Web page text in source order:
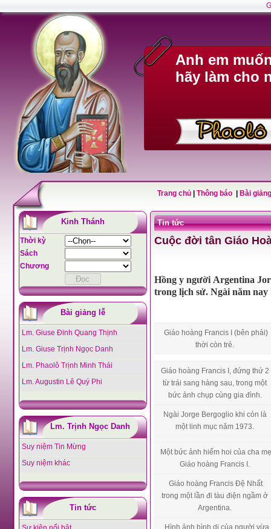
Anh em
hãy làm cho
Trang chủ Thông báo Bài
Kinh Thánh
Thời kỳ
Sách
Chương
Bài giảng lễ
Lm. Giuse Đinh Quang Thịnh
Lm. Giuse Trịnh Ngọc Danh
Lm. Phaolô Trịnh Minh Thái
Lm. Augustin Lê Quý Phi
Lm. Trịnh Ngọc Danh
Suy niệm Tin Mừng
Suy niệm khác
Tin tức
Tin tức
Cuộc đời tân Giáo
Hồng y người Argentina
trong lịch sử. Ngài năm
Giáo hoàng Francis I (bên phải)
thời còn trẻ.
Giáo hoàng Francis I, đứng thứ 2
từ trái sang hàng sau, trong một
bức ảnh chụp cùng gia đình.
Ngài Jorge Bergoglio khi còn là
một linh mục năm 1973.
Một bức ảnh hiếm hoi của cha mẹ
Giáo hoàng Francis I.
Giáo hoàng Francis Đệ Nhất
trong một lần đi tàu điện ngầm ở
Argentina.
Hình ảnh bình dị của người vừa